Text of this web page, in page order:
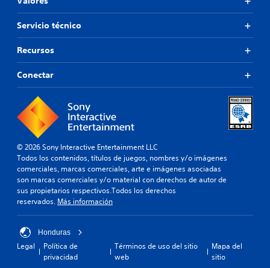
Servicio técnico
Recursos
Conectar
© 2026 Sony Interactive Entertainment LLC
Todos los contenidos, títulos de juegos, nombres y/o imágenes
comerciales, marcas comerciales, arte e imágenes asociadas
son marcas comerciales y/o material con derechos de autor de
sus propietarios respectivos.Todos los derechos
reservados. Más información
Honduras
Legal
Política de
privacidad
Términos de uso del sitio
web
Mapa del
sitio